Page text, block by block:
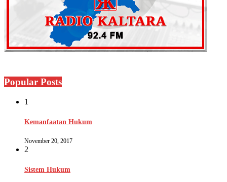
Popular Posts
1
Kemanfaatan Hukum
November 20, 2017
2
Sistem Hukum